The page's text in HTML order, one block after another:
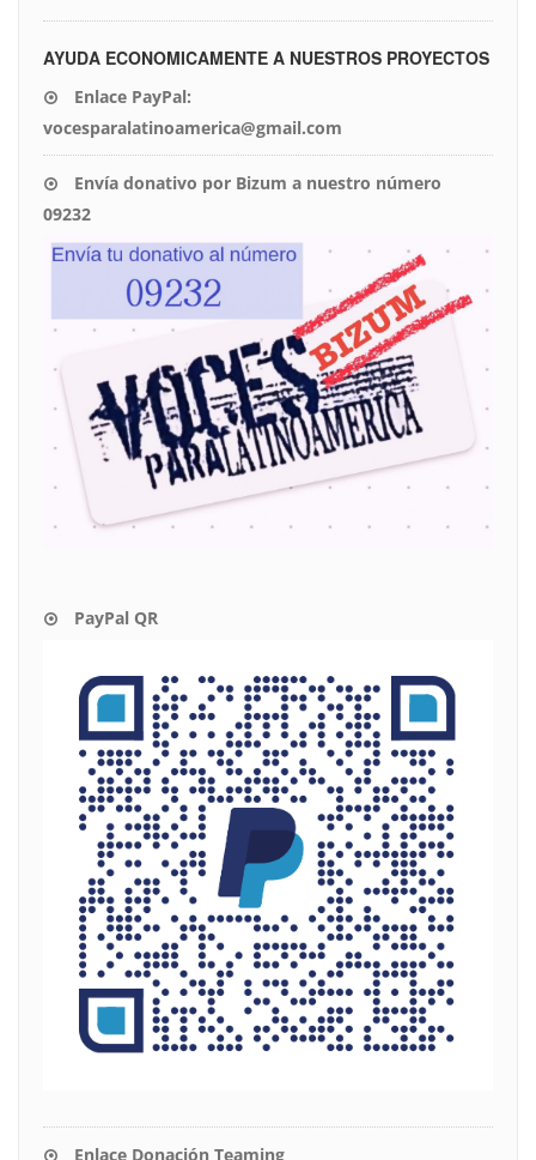
AYUDA ECONOMICAMENTE A NUESTROS PROYECTOS
Enlace PayPal:
vocesparalatinoamerica@gmail.com
Envía donativo por Bizum a nuestro número
09232
PayPal QR
Enlace Donación Teaming